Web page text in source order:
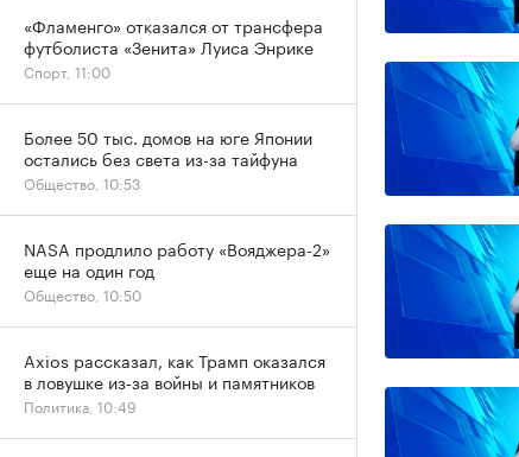
«Фламенго» отказался от трансфера
футболиста «Зенита» Луиса Энрике
Спорт, 11:00
Более 50 тыс. домов на юге Японии
остались без света из-за тайфуна
Общество, 10:53
NASA продлило работу «Вояджера-2»
еще на один год
Общество, 10:50
Axios рассказал, как Трамп оказался
в ловушке из-за войны и памятников
Политика, 10:49